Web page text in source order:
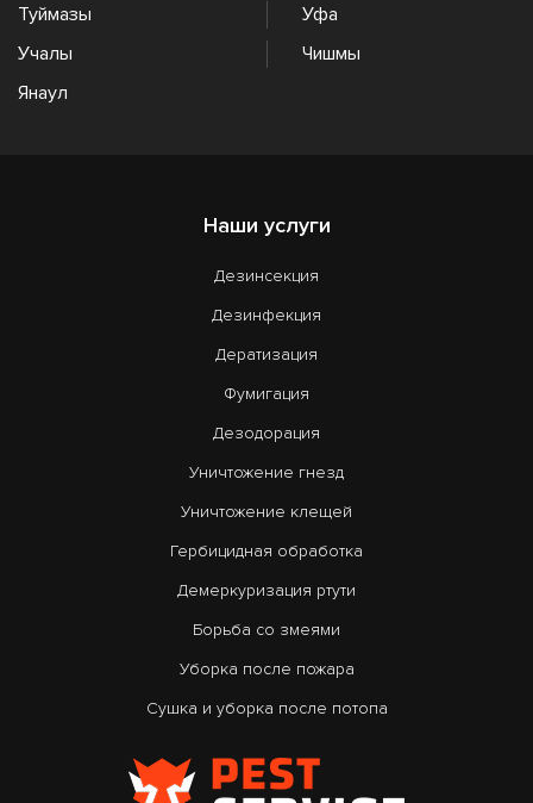
Туймазы
Уфа
Учалы
Чишмы
Янаул
Наши услуги
Дезинсекция
Дезинфекция
Дератизация
Фумигация
Дезодорация
Уничтожение гнезд
Уничтожение клещей
Гербицидная обработка
Демеркуризация ртути
Борьба со змеями
Уборка после пожара
Сушка и уборка после потопа